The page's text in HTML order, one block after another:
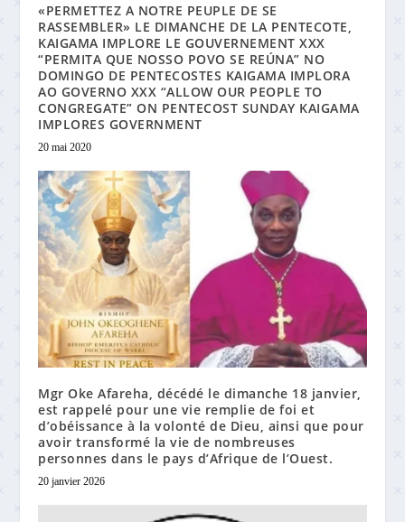
«PERMETTEZ A NOTRE PEUPLE DE SE
RASSEMBLER» LE DIMANCHE DE LA PENTECOTE,
KAIGAMA IMPLORE LE GOUVERNEMENT XXX
“PERMITA QUE NOSSO POVO SE REÚNA” NO
DOMINGO DE PENTECOSTES KAIGAMA IMPLORA
AO GOVERNO XXX “ALLOW OUR PEOPLE TO
CONGREGATE” ON PENTECOST SUNDAY KAIGAMA
IMPLORES GOVERNMENT
20 mai 2020
Mgr Oke Afareha, décédé le dimanche 18 janvier,
est rappelé pour une vie remplie de foi et
d’obéissance à la volonté de Dieu, ainsi que pour
avoir transformé la vie de nombreuses
personnes dans le pays d’Afrique de l’Ouest.
20 janvier 2026